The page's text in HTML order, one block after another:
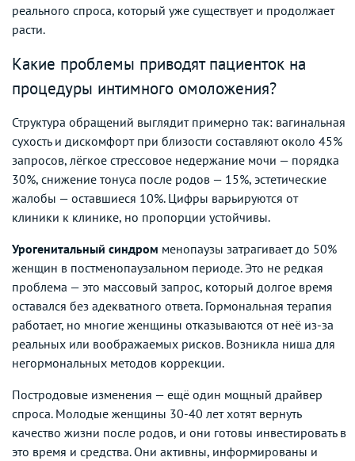
реального спроса, который уже существует и продолжает
расти.
Какие проблемы приводят пациенток на
процедуры интимного омоложения?
Структура обращений выглядит примерно так: вагинальная
сухость и дискомфорт при близости составляют около 45%
запросов, лёгкое стрессовое недержание мочи — порядка
30%, снижение тонуса после родов — 15%, эстетические
жалобы — оставшиеся 10%. Цифры варьируются от
клиники к клинике, но пропорции устойчивы.
Урогенитальный синдром менопаузы затрагивает до 50%
женщин в постменопаузальном периоде. Это не редкая
проблема — это массовый запрос, который долгое время
оставался без адекватного ответа. Гормональная терапия
работает, но многие женщины отказываются от неё из-за
реальных или воображаемых рисков. Возникла ниша для
негормональных методов коррекции.
Постродовые изменения — ещё один мощный драйвер
спроса. Молодые женщины 30-40 лет хотят вернуть
качество жизни после родов, и они готовы инвестировать в
это время и средства. Они активны, информированы и